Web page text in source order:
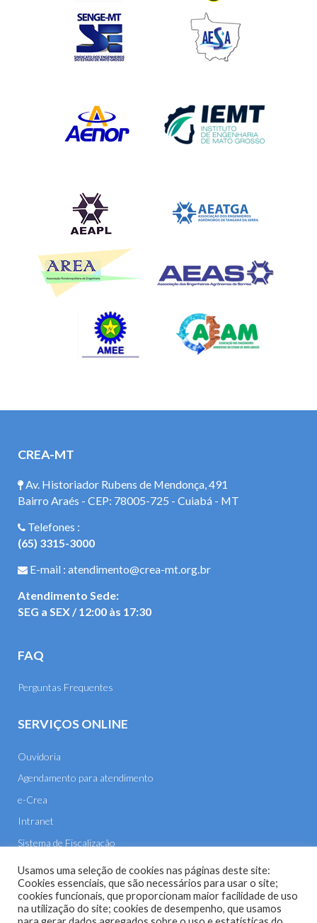
CREA-MT
Av. Historiador Rubens de Mendonça, 491
Bairro Araés - CEP: 78005-725 - Cuiabá - MT
Telefones :
(65) 3315-3000
E-mail : atendimento@crea-mt.org.br
Atendimento Sede:
SEG a SEX / 12:00 às 17:30
FAQ
Perguntas Frequentes
SERVIÇOS ONLINE
Ouvidoria
Agendamento para atendimento
e-Crea
Intranet
Sistema de Fiscalização
E-mail
Usamos uma seleção de cookies nas páginas deste site:
Cookies essenciais, que são necessários para usar o site;
cookies funcionais, que proporcionam maior facilidade de uso
na utilização do site; cookies de desempenho, que usamos